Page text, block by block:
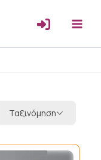
Ταξινόμηση